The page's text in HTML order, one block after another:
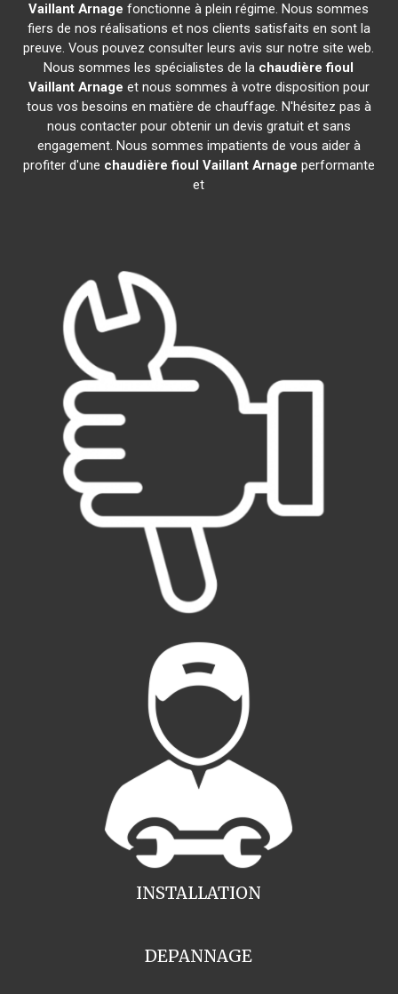
Vaillant Arnage fonctionne à plein régime. Nous sommes
fiers de nos réalisations et nos clients satisfaits en sont la
preuve. Vous pouvez consulter leurs avis sur notre site web.
Nous sommes les spécialistes de la chaudière fioul
Vaillant Arnage et nous sommes à votre disposition pour
tous vos besoins en matière de chauffage. N'hésitez pas à
nous contacter pour obtenir un devis gratuit et sans
engagement. Nous sommes impatients de vous aider à
profiter d'une chaudière fioul Vaillant Arnage performante
et
INSTALLATION
DEPANNAGE